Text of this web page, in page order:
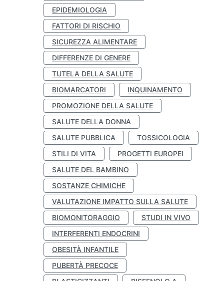
EPIDEMIOLOGIA
FATTORI DI RISCHIO
SICUREZZA ALIMENTARE
DIFFERENZE DI GENERE
TUTELA DELLA SALUTE
BIOMARCATORI
INQUINAMENTO
PROMOZIONE DELLA SALUTE
SALUTE DELLA DONNA
SALUTE PUBBLICA
TOSSICOLOGIA
STILI DI VITA
PROGETTI EUROPEI
SALUTE DEL BAMBINO
SOSTANZE CHIMICHE
VALUTAZIONE IMPATTO SULLA SALUTE
BIOMONITORAGGIO
STUDI IN VIVO
INTERFERENTI ENDOCRINI
OBESITÀ INFANTILE
PUBERTÀ PRECOCE